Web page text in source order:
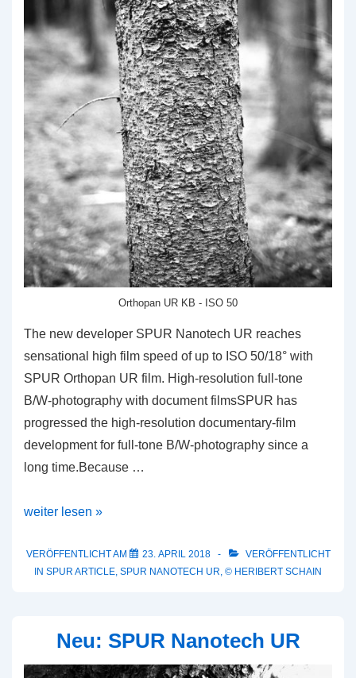
Orthopan UR KB - ISO 50
The new developer SPUR Nanotech UR reaches
sensational high film speed of up to ISO 50/18° with
SPUR Orthopan UR film. High-resolution full-tone
B/W-photography with document filmsSPUR has
progressed the high-resolution documentary-film
development for full-tone B/W-photography since a
long time.Because …
A
Match
weiter lesen »
VERÖFFENTLICHT AM 23. APRIL 2018
VERÖFFENTLICHT
IN SPUR ARTICLE, SPUR NANOTECH UR, © HERIBERT SCHAIN
Neu: SPUR Nanotech UR